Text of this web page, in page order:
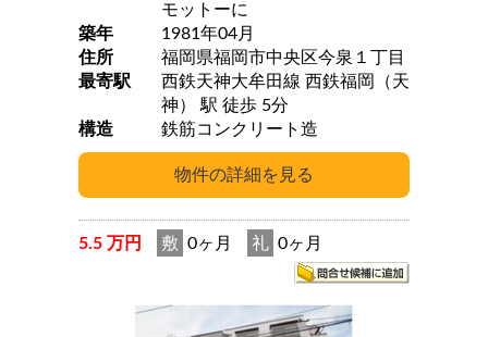
モットーに
築年
1981年04月
住所
福岡県福岡市中央区今泉１丁目
最寄駅
西鉄天神大牟田線 西鉄福岡（天
神） 駅 徒歩 5分
構造
鉄筋コンクリート造
5.5 万円 敷 0ヶ月 礼 0ヶ月